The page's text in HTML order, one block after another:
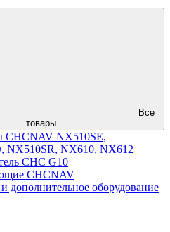
Все
товары
CHCNAV NX510SE,
NX510SR, NX610, NX612
CHC G10
CHCNAV
дополнительное оборудование